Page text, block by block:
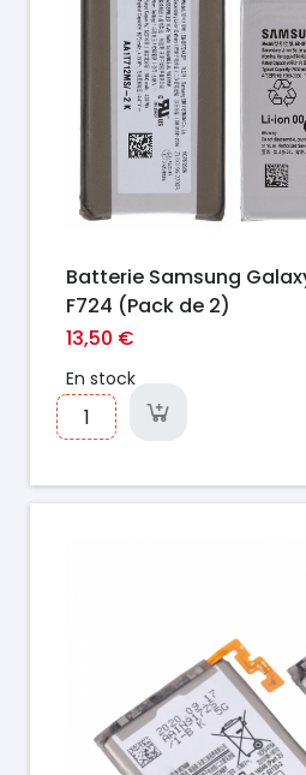
Batterie Samsung
F724 (Pack de 2)
13,50 €
En stock